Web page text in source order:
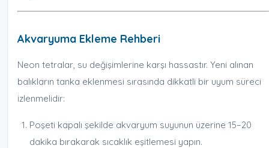
Akvaryuma Ekleme Rehberi
Neon tetralar, su değişimlerine karşı hassastır. Yeni alınan
balıkların tanka eklenmesi sırasında dikkatli bir uyum süreci
izlenmelidir:
Poşeti kapalı şekilde akvaryum suyunun üzerine 15–20
dakika bırakarak sıcaklık eşitlemesi yapın.